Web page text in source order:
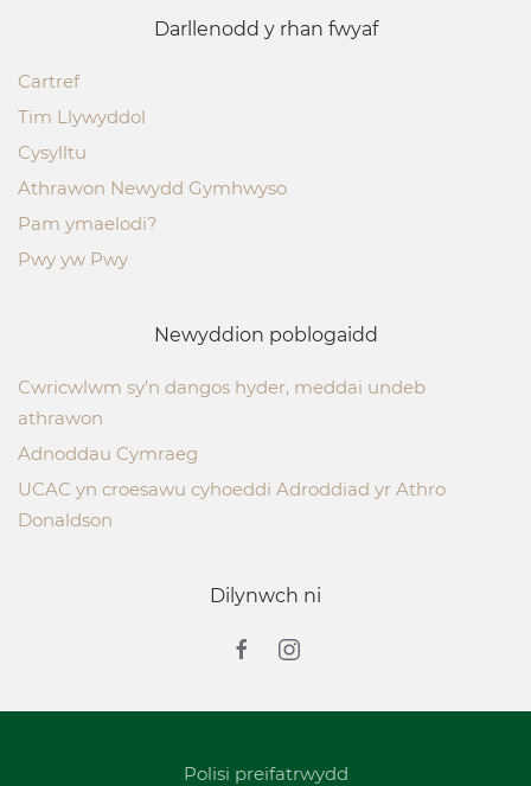
Darllenodd y rhan fwyaf
Cartref
Tim Llywyddol
Cysylltu
Athrawon Newydd Gymhwyso
Pam ymaelodi?
Pwy yw Pwy
Newyddion poblogaidd
Cwricwlwm sy’n dangos hyder, meddai undeb
athrawon
Adnoddau Cymraeg
UCAC yn croesawu cyhoeddi Adroddiad yr Athro
Donaldson
Dilynwch ni
Polisi preifatrwydd